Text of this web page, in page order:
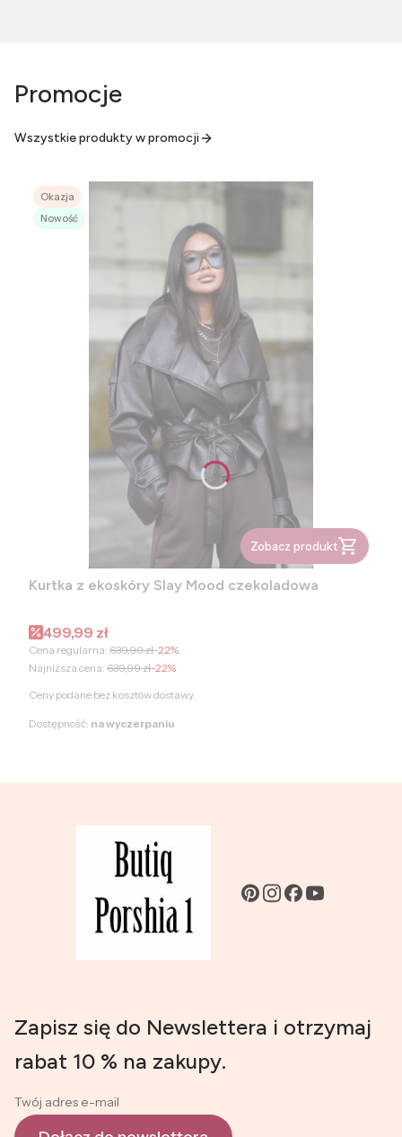
Promocje
Wszystkie produkty w promocji
Okazja
Nowość
Zobacz produkt
Kurtka z ekoskóry Slay Mood czekoladowa
Cena promocyjna
499,99 zł
Cena regularna: 639,99 zł-22%
Najniższa cena: 639,99 zł-22%
Ceny podane bez kosztów dostawy.
Dostępność: na wyczerpaniu
Zapisz się do Newslettera i otrzymaj
rabat 10 % na zakupy.
Twój adres e-mail